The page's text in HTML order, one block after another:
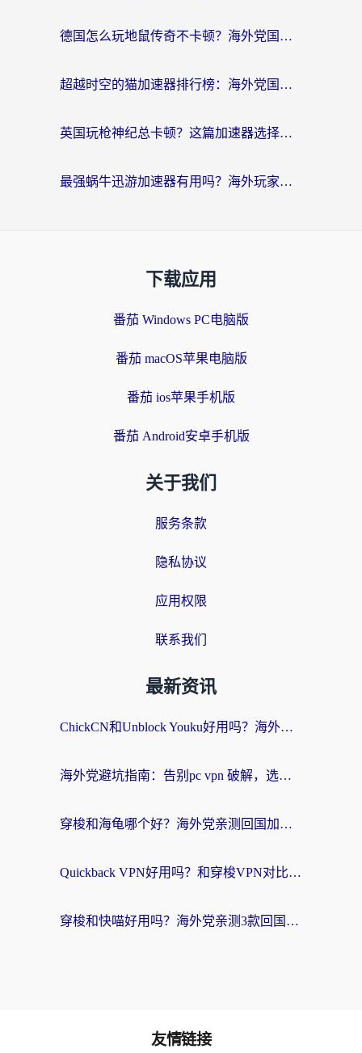
德国怎么玩地鼠传奇不卡顿？海外党国服游戏加速全攻略（含战双EVE实用指南）
超越时空的猫加速器排行榜：海外党国服游戏不卡顿的终极选择指南
英国玩枪神纪总卡顿？这篇加速器选择指南帮你告别延迟（附实测推荐）
最强蜗牛迅游加速器有用吗？海外玩家国服游戏加速避坑指南（附德国玩忍者必须死3流星蝴蝶剑解决办法）
下载应用
番茄 Windows PC电脑版
番茄 macOS苹果电脑版
番茄 ios苹果手机版
番茄 Android安卓手机版
关于我们
服务条款
隐私协议
应用权限
联系我们
最新资讯
ChickCN和Unblock Youku好用吗？海外党亲测3款回国加速器，附iOS免费选择指南
海外党避坑指南：告别pc vpn 破解，选对回国加速器轻松访问国内资源
穿梭和海龟哪个好？海外党亲测回国加速器，附电脑免费VPN推荐
Quickback VPN好用吗？和穿梭VPN对比哪个回国效果更好？海外党必看的真实测评与选择指南
穿梭和快喵好用吗？海外党亲测3款回国加速器，附日本回国VPN避坑指南
友情链接